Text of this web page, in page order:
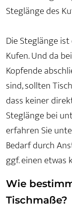
Steglänge des
Die Steglänge
Kufen. Und da
Kopfende
sind, sollten
dass keiner
Steglänge bei
erfahren Sie
Bedarf durch
ggf. einen etwas
Wie
Tischmaße?